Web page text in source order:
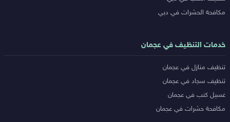
مكافحة الحشرات في دبي
خدمات التنظيف في عجمان
تنظيف منازل في عجمان
تنظيف سجاد في عجمان
غسيل كنب في عجمان
مكافحة حشرات في عجمان